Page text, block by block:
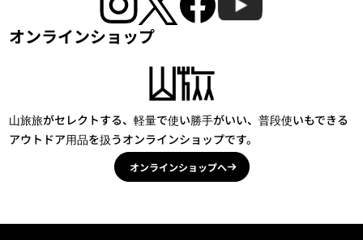
オンラインショップ
山旅旅がセレクトする、軽量で使い勝手がいい、普段使いもできる
アウトドア用品を扱うオンラインショップです。
オンラインショップへ